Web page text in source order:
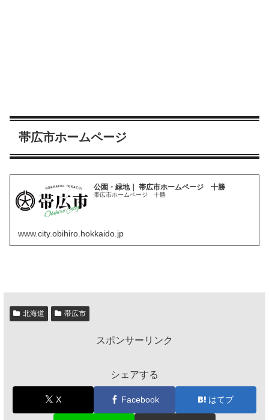
帯広市ホームページ
公園・緑地｜ 帯広市ホームページ 十勝
帯広市ホームページ 十勝
www.city.obihiro.hokkaido.jp
北海道 帯広市
スポンサーリンク
シェアする
X Facebook はてブ